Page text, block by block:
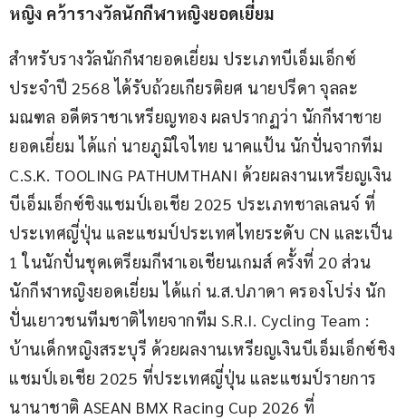
หญิง คว้ารางวัลนักกีฬาหญิงยอดเยี่ยม
สำหรับรางวัลนักกีฬายอดเยี่ยม ประเภทบีเอ็มเอ็กซ์
ประจำปี 2568 ได้รับถ้วยเกียรติยศ นายปรีดา จุลละ
มณฑล อดีตราชาเหรียญทอง ผลปรากฏว่า นักกีฬาชาย
ยอดเยี่ยม ได้แก่ นายภูมิใจไทย นาคแป้น นักปั่นจากทีม
C.S.K. TOOLING PATHUMTHANI ด้วยผลงานเหรียญเงิน
บีเอ็มเอ็กซ์ชิงแชมป์เอเชีย 2025 ประเภทชาลเลนจ์ ที่
ประเทศญี่ปุ่น และแชมป์ประเทศไทยระดับ CN และเป็น
1 ในนักปั่นชุดเตรียมกีฬาเอเชียนเกมส์ ครั้งที่ 20 ส่วน
นักกีฬาหญิงยอดเยี่ยม ได้แก่ น.ส.ปภาดา ครองโปร่ง นัก
ปั่นเยาวชนทีมชาติไทยจากทีม S.R.I. Cycling Team :
บ้านเด็กหญิงสระบุรี ด้วยผลงานเหรียญเงินบีเอ็มเอ็กซ์ชิง
แชมป์เอเชีย 2025 ที่ประเทศญี่ปุ่น และแชมป์รายการ
นานาชาติ ASEAN BMX Racing Cup 2026 ที่